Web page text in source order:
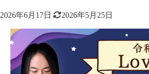
2026年6月17日 2026年5月25日